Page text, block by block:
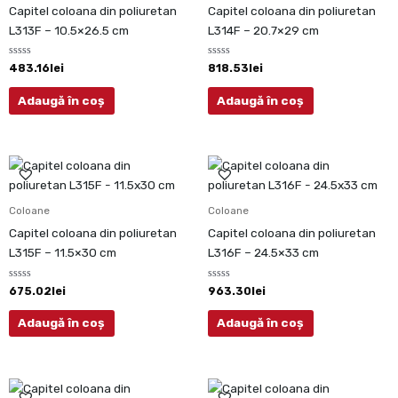
Capitel coloana din poliuretan
L313F – 10.5×26.5 cm
Evaluat
la
0
din
483.16lei
Adaugă în coș
Capitel coloana din poliuretan
L314F – 20.7×29 cm
Evaluat
la
0
din
818.53lei
Adaugă în coș
Coloane
Capitel coloana din poliuretan
L315F – 11.5×30 cm
Evaluat
la
0
din
675.02lei
Adaugă în coș
Coloane
Capitel coloana din poliuretan
L316F – 24.5×33 cm
Evaluat
la
0
din
963.30lei
Adaugă în coș